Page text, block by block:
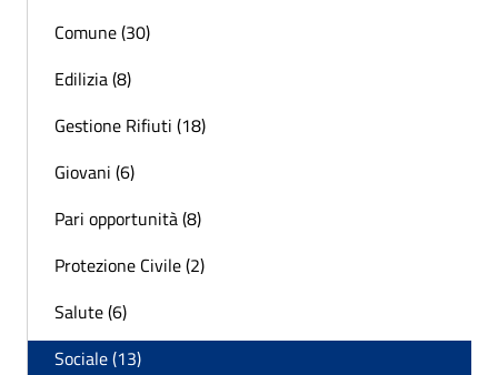
Comune (30)
Edilizia (8)
Gestione Rifiuti (18)
Giovani (6)
Pari opportunità (8)
Protezione Civile (2)
Salute (6)
Sociale (13)